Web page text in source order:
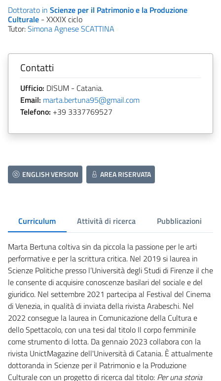
Dottorato in Scienze per il Patrimonio e la Produzione
Culturale - XXXIX ciclo
Tutor:Simona Agnese SCATTINA
Contatti
Ufficio: DISUM - Catania.
Email: marta.bertuna95@gmail.com
Telefono: +39 3337769527
ENGLISH VERSION AREA RISERVATA
Curriculum Attività di ricerca Pubblicazioni
Marta Bertuna coltiva sin da piccola la passione per le arti
performative e per la scrittura critica. Nel 2019 si laurea in
Scienze Politiche presso l’Università degli Studi di Firenze il che
le consente di acquisire conoscenze basilari del sociale e del
giuridico. Nel settembre 2021 partecipa al Festival del Cinema
di Venezia, in qualità di inviata della rivista Arabeschi. Nel
2022 consegue la laurea in Comunicazione della Cultura e
dello Spettacolo, con una tesi dal titolo Il corpo femminile
come strumento di lotta. Da gennaio 2023 collabora con la
rivista UnictMagazine dell'Università di Catania. È attualmente
dottoranda in Scienze per il Patrimonio e la Produzione
Culturale con un progetto di ricerca dal titolo: Per una storia